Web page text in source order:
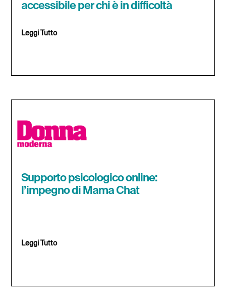
accessibile per chi è in difficoltà
Leggi Tutto
Supporto psicologico online:
l’impegno di Mama Chat
Leggi Tutto